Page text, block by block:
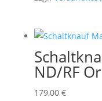
ND/RF
179,00 €